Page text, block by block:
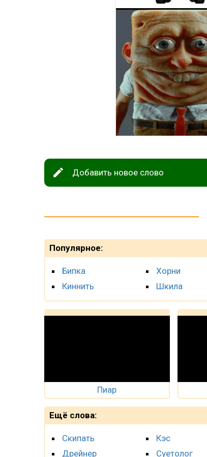
Добавить новое слово
Популярное:
Бипка
Киннить
Хорни
Шкила
Пиар
Ещё слова:
Скипать
Дрейнер
Кэс
Суетолог